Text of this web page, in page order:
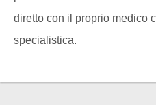
diretto con il proprio medico
specialistica.